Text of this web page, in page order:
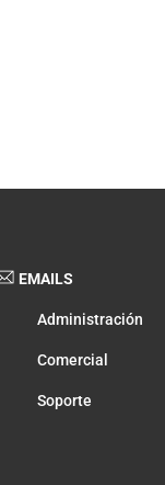
EMAILS
Administración
Comercial
Soporte